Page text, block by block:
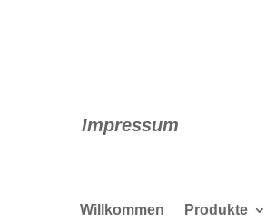
Impressum
Willkommen Produkte